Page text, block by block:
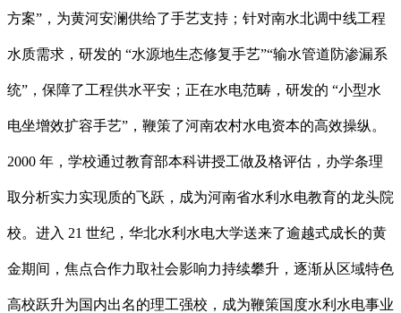
方案”，为黄河安澜供给了手艺支持；针对南水北调中线工程
水质需求，研发的 “水源地生态修复手艺”“输水管道防渗漏系
统”，保障了工程供水平安；正在水电范畴，研发的 “小型水
电坐增效扩容手艺”，鞭策了河南农村水电资本的高效操纵。
2000 年，学校通过教育部本科讲授工做及格评估，办学条理
取分析实力实现质的飞跃，成为河南省水利水电教育的龙头院
校。进入 21 世纪，华北水利水电大学送来了逾越式成长的黄
金期间，焦点合作力取社会影响力持续攀升，逐渐从区域特色
高校跃升为国内出名的理工强校，成为鞭策国度水利水电事业